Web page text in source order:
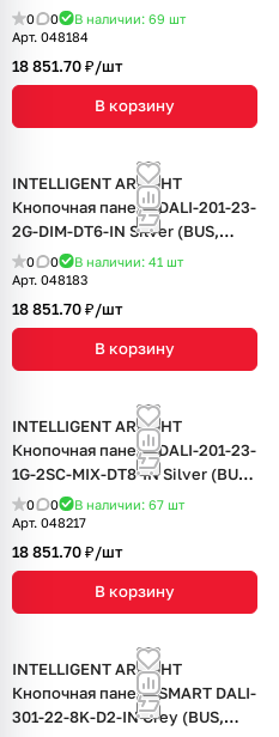
(IARL, IP20 Металл, 3 года)
0 0 В наличии: 69 шт
Арт. 048184
18 851.70 ₽/шт
В корзину
INTELLIGENT ARLIGHT
Кнопочная панель DALI-201-23-
2G-DIM-DT6-IN Silver (BUS,
Frame) (IARL, IP20 Металл, 3
года)
0 0 В наличии: 41 шт
Арт. 048183
18 851.70 ₽/шт
В корзину
INTELLIGENT ARLIGHT
Кнопочная панель DALI-201-23-
1G-2SC-MIX-DT8-IN Silver (BUS,
Frame) (IARL, IP20 Металл, 3
года)
0 0 В наличии: 67 шт
Арт. 048217
18 851.70 ₽/шт
В корзину
INTELLIGENT ARLIGHT
Кнопочная панель SMART DALI-
301-22-8K-D2-IN Grey (BUS,